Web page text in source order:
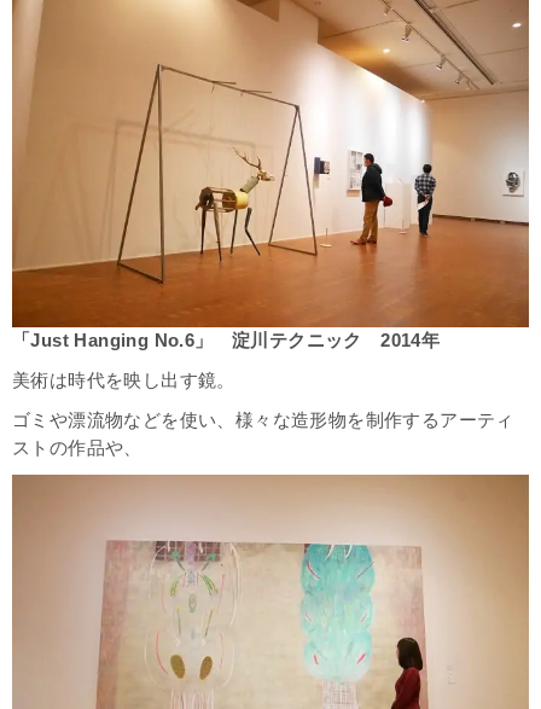
「Just Hanging No.6」 淀川テクニック 2014年
美術は時代を映し出す鏡。
ゴミや漂流物などを使い、様々な造形物を制作するアーティ
ストの作品や、